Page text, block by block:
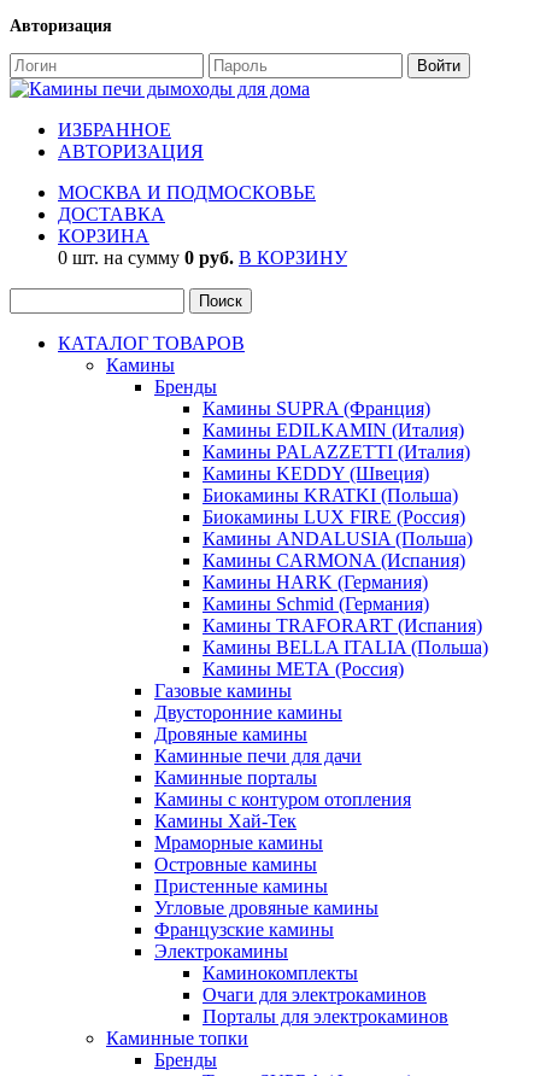
Авторизация
ИЗБРАННОЕ
АВТОРИЗАЦИЯ
МОСКВА И ПОДМОСКОВЬЕ
ДОСТАВКА
КОРЗИНА
0 шт. на сумму 0 руб. В КОРЗИНУ
КАТАЛОГ ТОВАРОВ
Камины
Бренды
Камины SUPRA (Франция)
Камины EDILKAMIN (Италия)
Камины PALAZZETTI (Италия)
Камины KEDDY (Швеция)
Биокамины KRATKI (Польша)
Биокамины LUX FIRE (Россия)
Камины ANDALUSIA (Польша)
Камины CARMONA (Испания)
Камины HARK (Германия)
Камины Schmid (Германия)
Камины TRAFORART (Испания)
Камины BELLA ITALIA (Польша)
Камины МЕТА (Россия)
Газовые камины
Двусторонние камины
Дровяные камины
Каминные печи для дачи
Каминные порталы
Камины с контуром отопления
Камины Хай-Тек
Мраморные камины
Островные камины
Пристенные камины
Угловые дровяные камины
Французские камины
Электрокамины
Каминокомплекты
Очаги для электрокаминов
Порталы для электрокаминов
Каминные топки
Бренды